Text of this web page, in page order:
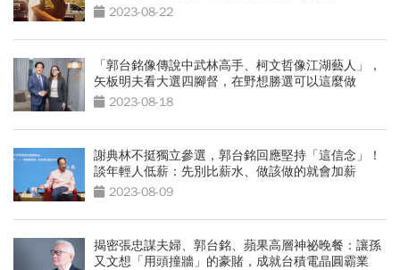
2023-08-22
「郭台銘像傳說中武林高手、柯文哲像江湖藝人」，
矢板明夫看大選四腳督，在野想勝選可以這麼做
2023-08-18
謝典林不挺獨立參選，郭台銘回應堅持「這信念」！
談年輕人低薪：先別比薪水、做該做的就會加薪
2023-08-09
揭密張忠謀夫婦、郭台銘、蘋果高層神祕晚餐：讓孫
又文想「用頭撞牆」的豪賭，成就台積電晶圓霸業